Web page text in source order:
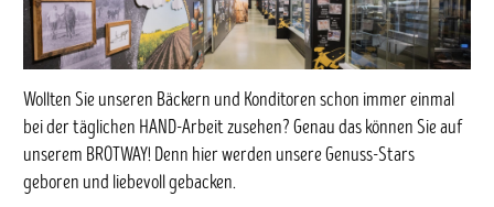
Wollten Sie unseren Bäckern und Konditoren schon immer einmal
bei der täglichen HAND-Arbeit zusehen? Genau das können Sie auf
unserem BROTWAY! Denn hier werden unsere Genuss-Stars
geboren und liebevoll gebacken.